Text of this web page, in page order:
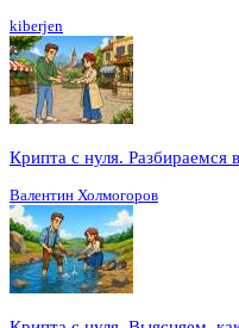
kiberjen
Крипта с нуля. Разбираемся
Валентин Холмогоров